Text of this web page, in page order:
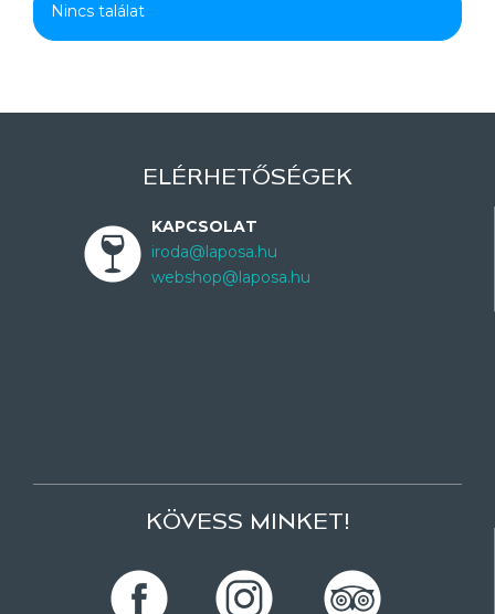
Nincs találat
ELÉRHETŐSÉGEK
KAPCSOLAT
iroda@laposa.hu
webshop@laposa.hu
KÖVESS MINKET!